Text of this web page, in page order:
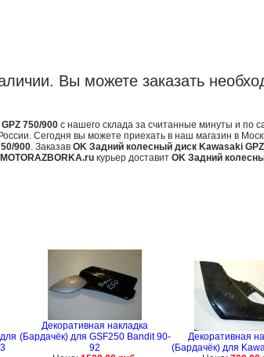
Вы можете заказать
750/900 с нашего склада за считанные минуты и по
Сегодня вы можете приехать в наш магазин в
900. Заказав OK Задний колесный диск Kawasaki
MOTORAZBORKA.ru курьер доставит OK Задний
Декоративная накладка
(Бардачёк) для GSF250 Bandit 90-
92
Декоративная
(Бардачёк) для